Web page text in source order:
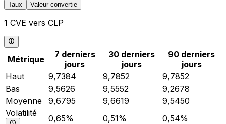
Taux Valeur convertie
1 CVE vers CLP
Métrique
7 derniers
jours
30 derniers
jours
90 derniers
jours
Haut
9,7384 9,7852
9,7852
Bas
9,5626 9,5552
9,2678
Moyenne
9,6795 9,6619
9,5450
Volatilité
0,65% 0,51% 0,54%